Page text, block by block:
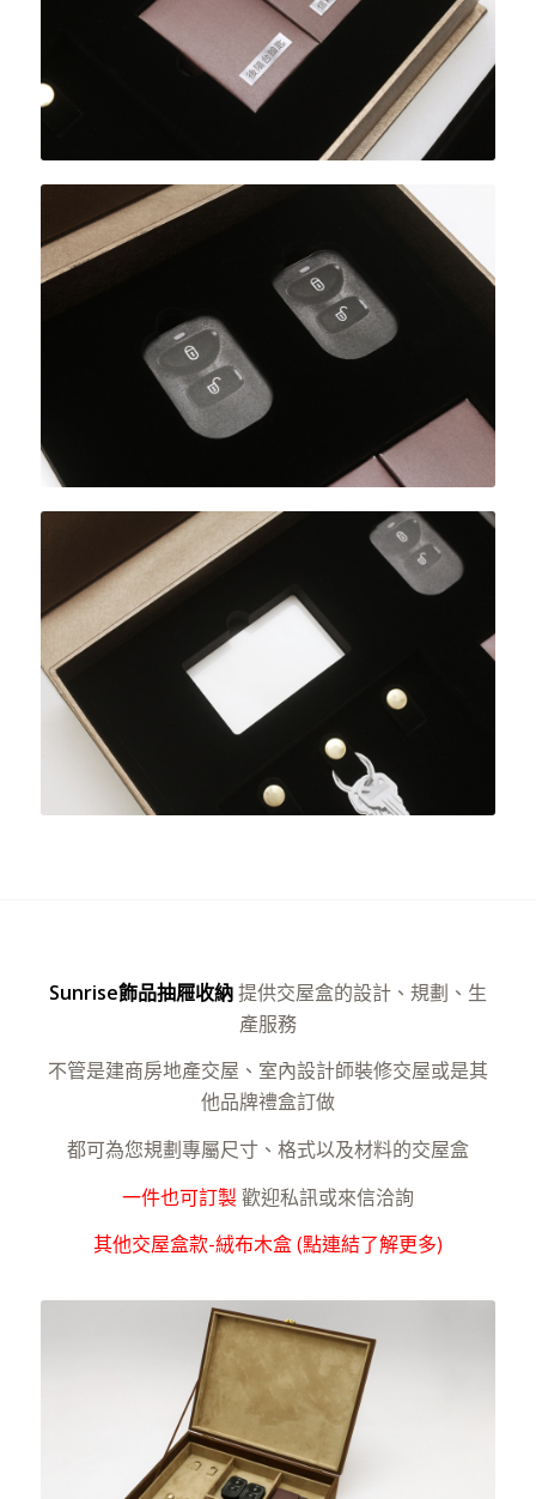
Sunrise飾品抽屜收納提供交屋盒的設計、規劃、生
產服務
不管是建商房地產交屋、室內設計師裝修交屋或是其
他品牌禮盒訂做
都可為您規劃專屬尺寸、格式以及材料的交屋盒
一件也可訂製歡迎私訊或來信洽詢
其他交屋盒款-絨布木盒 (點連結了解更多)